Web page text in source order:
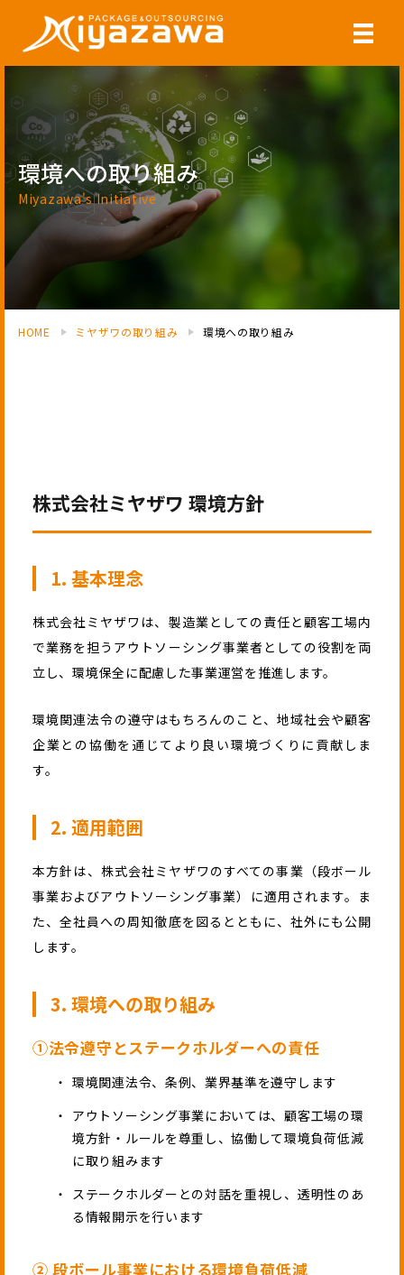
環境への取り組み
Miyazawa's Initiative
HOME ミヤザワの取り組み 環境への取り組み
株式会社ミヤザワ 環境方針
1. 基本理念
株式会社ミヤザワは、製造業としての責任と顧客工場内
で業務を担うアウトソーシング事業者としての役割を両
立し、環境保全に配慮した事業運営を推進します。
環境関連法令の遵守はもちろんのこと、地域社会や顧客
企業との協働を通じてより良い環境づくりに貢献しま
す。
2. 適用範囲
本方針は、株式会社ミヤザワのすべての事業（段ボール
事業およびアウトソーシング事業）に適用されます。ま
た、全社員への周知徹底を図るとともに、社外にも公開
します。
3. 環境への取り組み
①法令遵守とステークホルダーへの責任
環境関連法令、条例、業界基準を遵守します
アウトソーシング事業においては、顧客工場の環
境方針・ルールを尊重し、協働して環境負荷低減
に取り組みます
ステークホルダーとの対話を重視し、透明性のあ
る情報開示を行います
② 段ボール事業における環境負荷低減